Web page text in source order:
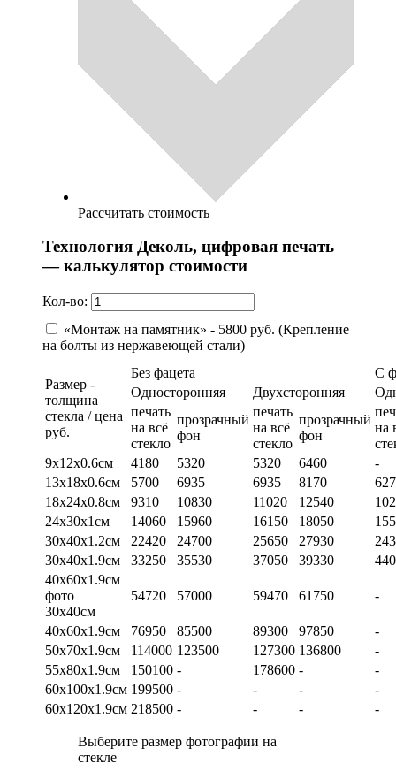
Рассчитать стоимость
Технология Деколь, цифровая печать
— калькулятор стоимости
Кол-во:
«Монтаж на памятник» - 5800 руб. (Крепление
на болты из нержавеющей стали)
Размер -
толщина
стекла / цена
руб.
Без фацета
С
Односторонняя
Двухсторонняя
печать
на всё
стекло
прозрачный
фон
печать
на всё
стекло
прозрачный
фон
на
9х12х0.6см
4180 5320 5320 6460
-
13х18х0.6см
5700 6935 6935 8170
18х24х0.8см
9310 10830 11020 12540
24х30х1см
14060 15960 16150 18050
30х40х1.2см
22420 24700 25650 27930
30х40х1.9см
33250 35530 37050 39330
40х60х1.9см
фото
30х40см
54720 57000 59470 61750 -
40х60х1.9см 76950 85500 89300 97850
-
50х70х1.9см
114000 123500 127300 136800
-
55х80х1.9см
150100 - 178600 -
-
60х100х1.9см 199500 - - -
-
60х120х1.9см 218500 - - - -
Выберите размер фотографии на
стекле